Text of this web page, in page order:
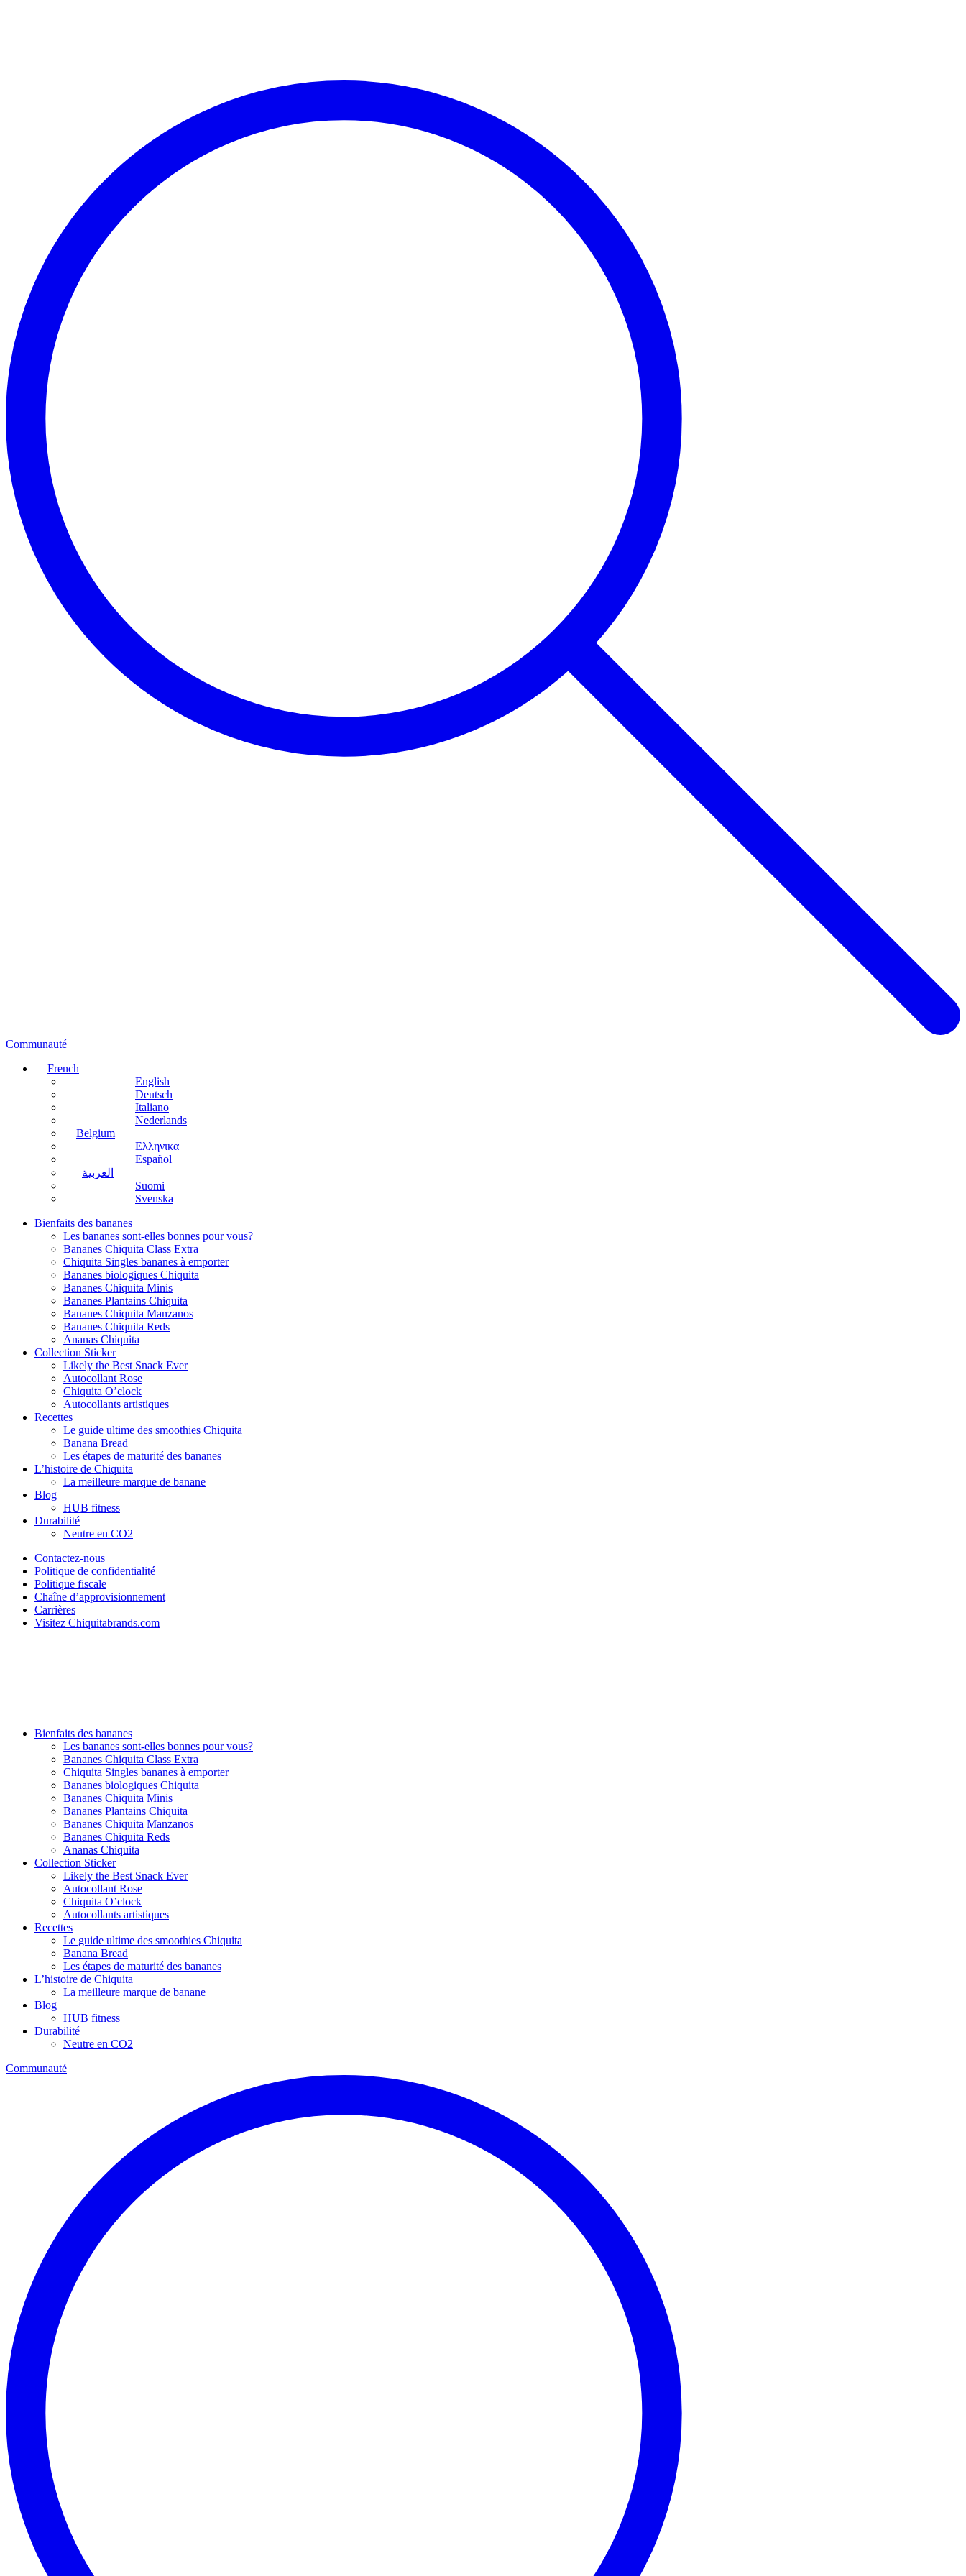
Communauté
French
English
Deutsch
Italiano
Nederlands
Belgium
Ελληνικα
Español
العربية
Suomi
Svenska
Bienfaits des bananes
Les bananes sont-elles bonnes pour vous?
Bananes Chiquita Class Extra
Chiquita Singles bananes à emporter
Bananes biologiques Chiquita
Bananes Chiquita Minis
Bananes Plantains Chiquita
Bananes Chiquita Manzanos
Bananes Chiquita Reds
Ananas Chiquita
Collection Sticker
Likely the Best Snack Ever
Autocollant Rose
Chiquita O’clock
Autocollants artistiques
Recettes
Le guide ultime des smoothies Chiquita
Banana Bread
Les étapes de maturité des bananes
L’histoire de Chiquita
La meilleure marque de banane
Blog
HUB fitness
Durabilité
Neutre en CO2
Contactez-nous
Politique de confidentialité
Politique fiscale
Chaîne d’approvisionnement
Carrières
Visitez Chiquitabrands.com
Bienfaits des bananes
Les bananes sont-elles bonnes pour vous?
Bananes Chiquita Class Extra
Chiquita Singles bananes à emporter
Bananes biologiques Chiquita
Bananes Chiquita Minis
Bananes Plantains Chiquita
Bananes Chiquita Manzanos
Bananes Chiquita Reds
Ananas Chiquita
Collection Sticker
Likely the Best Snack Ever
Autocollant Rose
Chiquita O’clock
Autocollants artistiques
Recettes
Le guide ultime des smoothies Chiquita
Banana Bread
Les étapes de maturité des bananes
L’histoire de Chiquita
La meilleure marque de banane
Blog
HUB fitness
Durabilité
Neutre en CO2
Communauté